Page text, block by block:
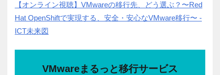
【オンライン視聴】VMwareの移行先、どう選ぶ？〜Red
Hat OpenShiftで実現する、安全・安心なVMware移行〜 -
ICT未来図
VMwareまるっと移行サービス